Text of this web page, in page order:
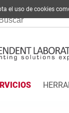
el uso de